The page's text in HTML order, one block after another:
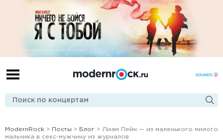
ModernRock > Посты > Блог > Лиам Пейн — из маленького милого
мальчика в секс-мужчину из журналов